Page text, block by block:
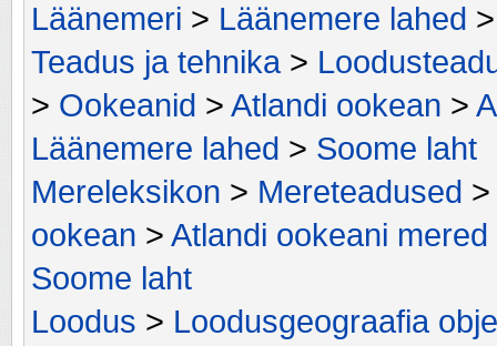
Läänemeri > Läänemere lahed
Teadus ja tehnika>
> Ookeanid > Atlandi ookean >
Läänemere lahed > Soome laht
Mereleksikon > Mereteadused
ookean > Atlandi ookeani mered
Soome laht
Loodus > Loodusgeograafia